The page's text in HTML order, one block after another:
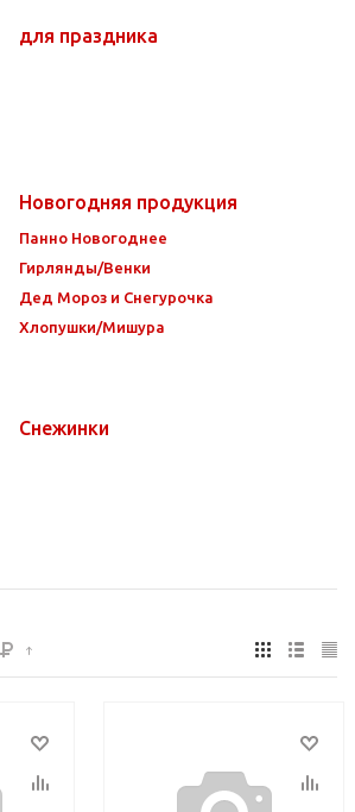
для праздника
Новогодняя продукция
Панно Новогоднее
Гирлянды/Венки
Дед Мороз и Снегурочка
Хлопушки/Мишура
Снежинки